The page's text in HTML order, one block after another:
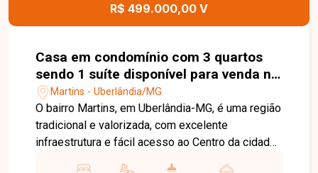
R$ 499.000,00 V
Casa em condomínio com 3 quartos
sendo 1 suíte disponível para venda no
bairro Martins em Uberlândia-MG
Martins - Uberlândia/MG
O bairro Martins, em Uberlândia-MG, é uma região
tradicional e valorizada, com excelente
infraestrutura e fácil acesso ao Centro da cidade.